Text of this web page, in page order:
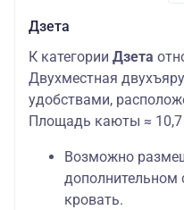
Дзета
К категории Дзета
Двухместная
удобствами,
Площадь каюты ≈ 10,7
Возможно
дополнительном
кровать.